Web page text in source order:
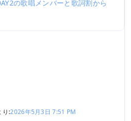
の歌唱メンバーと歌詞割から
り:2026年5月3日 7:51 PM